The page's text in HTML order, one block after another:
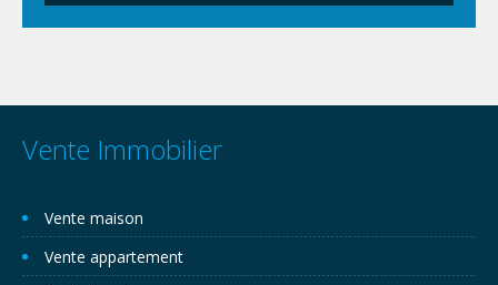
Vente Immobilier
Vente maison
Vente appartement